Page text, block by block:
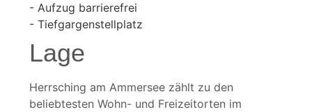
- Aufzug barrierefrei
- Tiefgargenstellplatz
Lage
Herrsching am Ammersee zählt zu den
beliebtesten Wohn- und Freizeitorten im